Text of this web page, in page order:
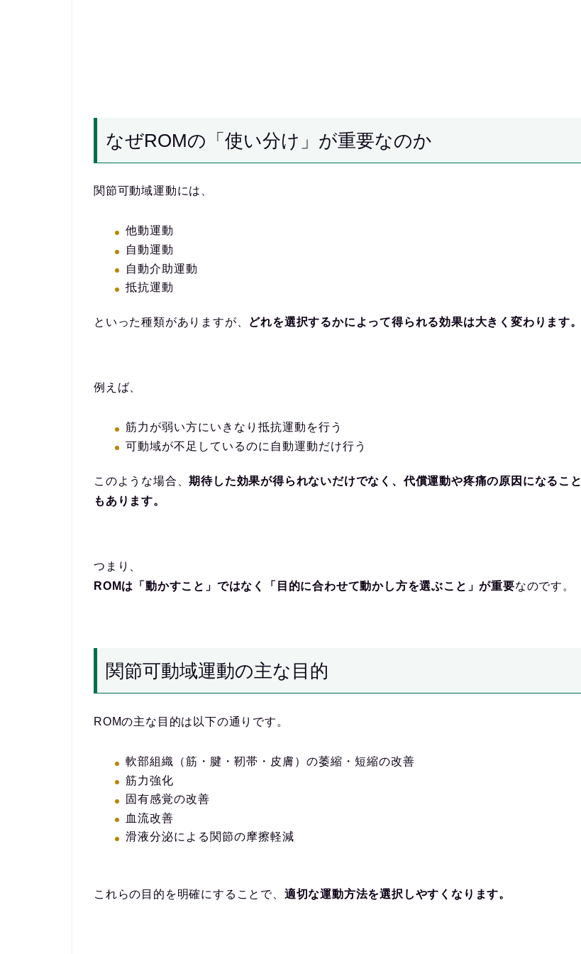
なぜROMの「使い分け」が重要なのか
関節可動域運動には、
他動運動
自動運動
自動介助運動
抵抗運動
といった種類がありますが、 どれを選択するかによって得られる効果は大きく変わります。
例えば、
筋力が弱い方にいきなり抵抗運動を行う
可動域が不足しているのに自動運動だけ行う
このような場合、期待した効果が得られないだけでなく、代償運動や疼痛の原因になること
もあります。
つまり、
ROMは「動かすこと」ではなく「目的に合わせて動かし方を選ぶこと」が重要なのです。
関節可動域運動の主な目的
ROMの主な目的は以下の通りです。
軟部組織（筋・腱・靭帯・皮膚）の萎縮・短縮の改善
筋力強化
固有感覚の改善
血流改善
滑液分泌による関節の摩擦軽減
これらの目的を明確にすることで、 適切な運動方法を選択しやすくなります。